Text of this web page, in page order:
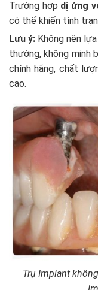
Trường hợp dị ứng
có thể khiến tình
Lưu ý: Không nên
thường, không minh
chính hãng, chất
cao.
Trụ Implant